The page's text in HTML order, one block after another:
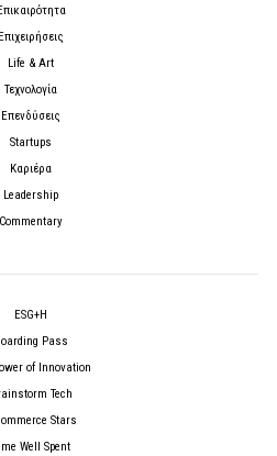
Επικαιρότητα
Επιχειρήσεις
Life & Art
Τεχνολογία
Επενδύσεις
Startups
Καριέρα
Leadership
Commentary
ESG+H
Pass
of Innovation
Tech
Stars
Well Spent